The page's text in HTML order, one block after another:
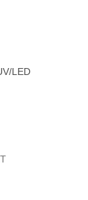
LED